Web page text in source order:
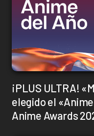
¡PLUS ULTRA!
elegido el
Anime Awards